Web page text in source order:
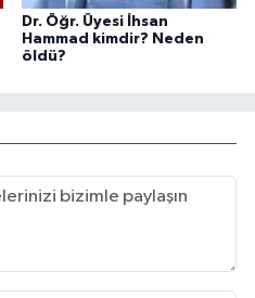
Dr. Öğr. Üyesi İhsan
Hammad kimdir? Neden
öldü?